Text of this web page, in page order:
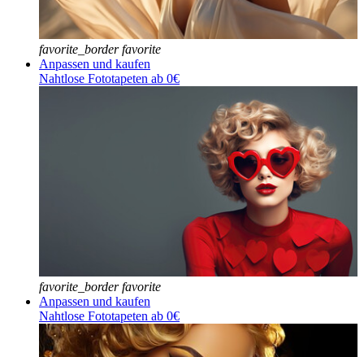
favorite_border favorite
Anpassen und kaufen
Nahtlose Fototapeten ab 0€
favorite_border favorite
Anpassen und kaufen
Nahtlose Fototapeten ab 0€